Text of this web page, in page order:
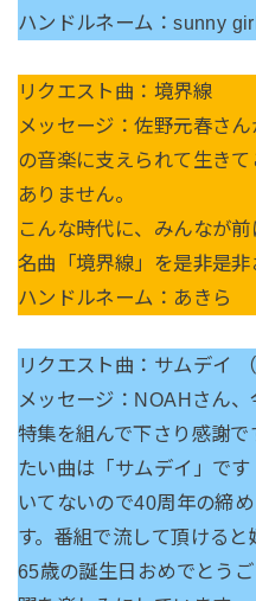
ハンドルネーム：sunny
リクエスト曲：境界線
メッセージ：佐野元春さ
の音楽に支えられて生き
ありません。
こんな時代に、みんなが
名曲「境界線」を是非是非
ハンドルネーム：あきら
リクエスト曲：サムデイ （
メッセージ：NOAHさん
特集を組んで下さり感謝
たい曲は「サムデイ」で
いてないので40周年の締
す。番組で流して頂けると
65歳の誕生日おめでとう